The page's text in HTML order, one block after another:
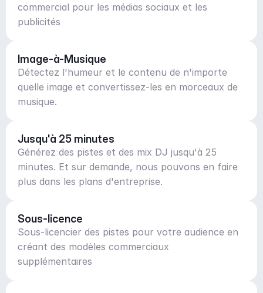
commercial pour les médias sociaux et les
publicités
Image-à-Musique
Détectez l'humeur et le contenu de n'importe
quelle image et convertissez-les en morceaux de
musique.
Jusqu'à 25 minutes
Générez des pistes et des mix DJ jusqu'à 25
minutes. Et sur demande, nous pouvons en faire
plus dans les plans d'entreprise.
Sous-licence
Sous-licencier des pistes pour votre audience en
créant des modèles commerciaux
supplémentaires